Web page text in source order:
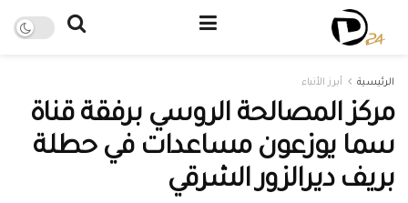
الرئيسية أبرز الأنباء
مركز المصالحة الروسي برفقة قناة
سما يوزعون مساعدات في حطلة
بريف ديرالزور الشرقي